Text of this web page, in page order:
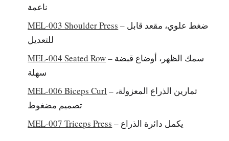
ناعمة
MEL-003 Shoulder Press – ضغط علوي، مقعد قابل
للتعديل
MEL-004 Seated Row– سمك الظهر، أوضاع قبضة
سهلة
MEL-006 Biceps Curl – تمارين الذراع المعزولة،
تصميم مضغوط
MEL-007 Triceps Press
– يكمل دائرة الذراع